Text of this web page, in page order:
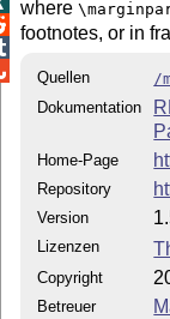
where
footnotes, or in
Quellen
/
Dokumentation
Home-Page
Repository
Version
Lizenzen
Copyright
Betreuer